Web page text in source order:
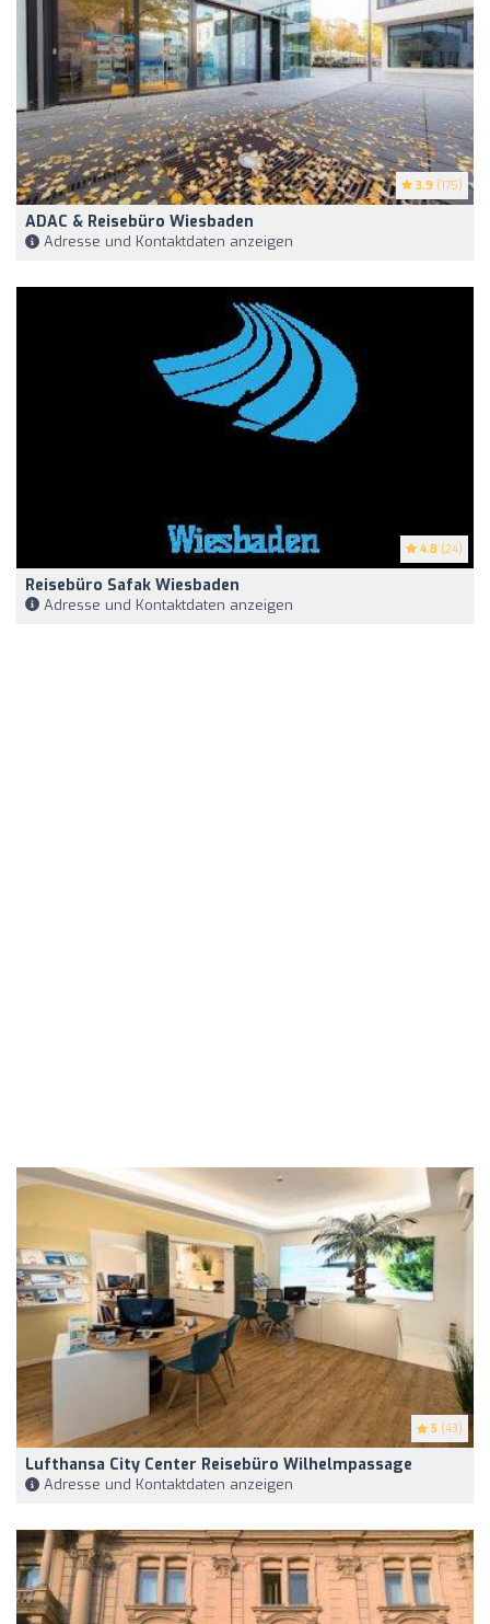
3.9 (175)
ADAC & Reisebüro Wiesbaden
Adresse und Kontaktdaten anzeigen
4.8 (24)
Reisebüro Safak Wiesbaden
Adresse und Kontaktdaten anzeigen
5 (43)
Lufthansa City Center Reisebüro Wilhelmpassage
Adresse und Kontaktdaten anzeigen